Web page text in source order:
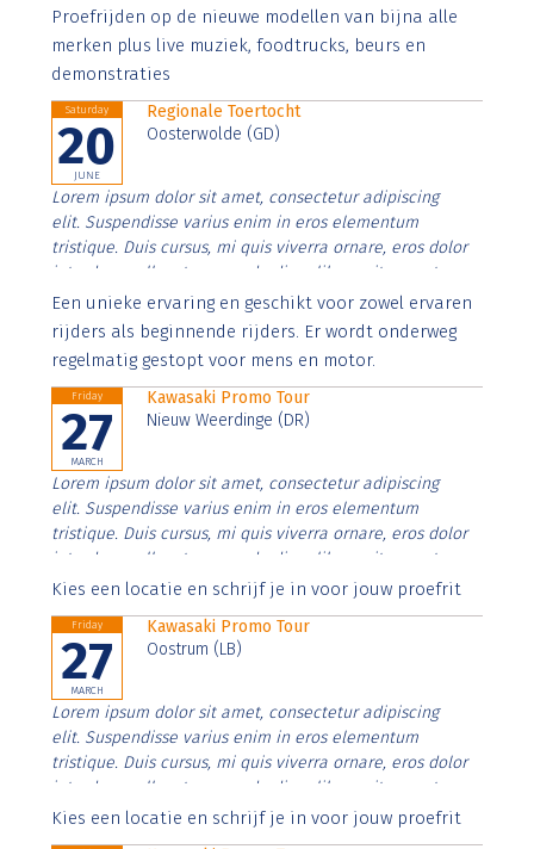
Aenean faucibus nibh et justo cursus id rutrum lorem
imperdiet. Nunc ut sem vitae risus tristique posuere.
Proefrijden op de nieuwe modellen van bijna alle
merken plus live muziek, foodtrucks, beurs en
demonstraties
Saturday
20
JUNE
Regionale Toertocht
Oosterwolde (GD)
Lorem ipsum dolor sit amet, consectetur adipiscing
elit. Suspendisse varius enim in eros elementum
tristique. Duis cursus, mi quis viverra ornare, eros dolor
interdum nulla, ut commodo diam libero vitae erat.
Aenean faucibus nibh et justo cursus id rutrum lorem
imperdiet. Nunc ut sem vitae risus tristique posuere.
Een unieke ervaring en geschikt voor zowel ervaren
rijders als beginnende rijders. Er wordt onderweg
regelmatig gestopt voor mens en motor.
Friday
27
MARCH
Kawasaki Promo Tour
Nieuw Weerdinge (DR)
Lorem ipsum dolor sit amet, consectetur adipiscing
elit. Suspendisse varius enim in eros elementum
tristique. Duis cursus, mi quis viverra ornare, eros dolor
interdum nulla, ut commodo diam libero vitae erat.
Aenean faucibus nibh et justo cursus id rutrum lorem
Kies een locatie en schrijf je in voor jouw proefrit
Friday
27
MARCH
Kawasaki Promo Tour
Oostrum (LB)
Lorem ipsum dolor sit amet, consectetur adipiscing
elit. Suspendisse varius enim in eros elementum
tristique. Duis cursus, mi quis viverra ornare, eros dolor
interdum nulla, ut commodo diam libero vitae erat.
Aenean faucibus nibh et justo cursus id rutrum lorem
Kies een locatie en schrijf je in voor jouw proefrit